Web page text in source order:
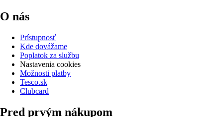
O nás
Prístupnosť
Kde dovážame
Poplatok za službu
Nastavenia cookies
Možnosti platby
Tesco.sk
Clubcard
Pred prvým nákupom